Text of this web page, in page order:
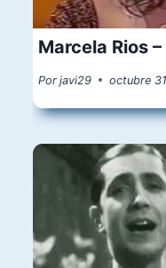
Marcela Rios
Por javi29 octubre